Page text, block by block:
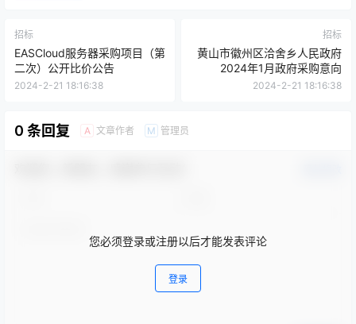
招标
EASCloud服务器采购项目（第
二次）公开比价公告
2024-2-21 18:16:38
招标
黄山市徽州区洽舍乡人民政府
2024年1月政府采购意向
2024-2-21 18:16:38
0 条回复 A 文章作者 M 管理员
您必须登录或注册以后才能发表评论
登录